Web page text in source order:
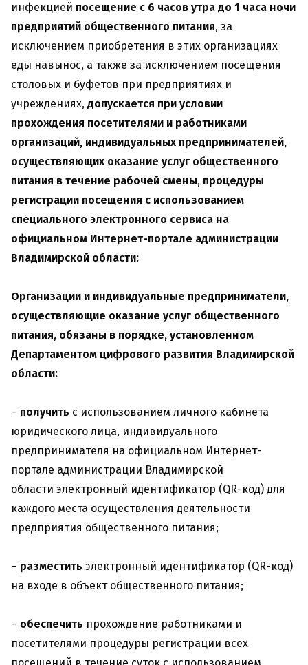
инфекцией посещение с 6 часов утра до 1 часа ночи
предприятий общественного питания, за
исключением приобретения в этих организациях
еды навынос, а также за исключением посещения
столовых и буфетов при предприятиях и
учреждениях, допускается при условии
прохождения посетителями и работниками
организаций, индивидуальных предпринимателей,
осуществляющих оказание услуг общественного
питания в течение рабочей смены, процедуры
регистрации посещения с использованием
специального электронного сервиса на
официальном Интернет-портале администрации
Владимирской области:
Организации и индивидуальные предприниматели,
осуществляющие оказание услуг общественного
питания, обязаны в порядке, установленном
Департаментом цифрового развития Владимирской
области:
– получить с использованием личного кабинета
юридического лица, индивидуального
предпринимателя на официальном Интернет-
портале администрации Владимирской
области электронный идентификатор (QR-код) для
каждого места осуществления деятельности
предприятия общественного питания;
– разместить электронный идентификатор (QR-код)
на входе в объект общественного питания;
– обеспечить прохождение работниками и
посетителями процедуры регистрации всех